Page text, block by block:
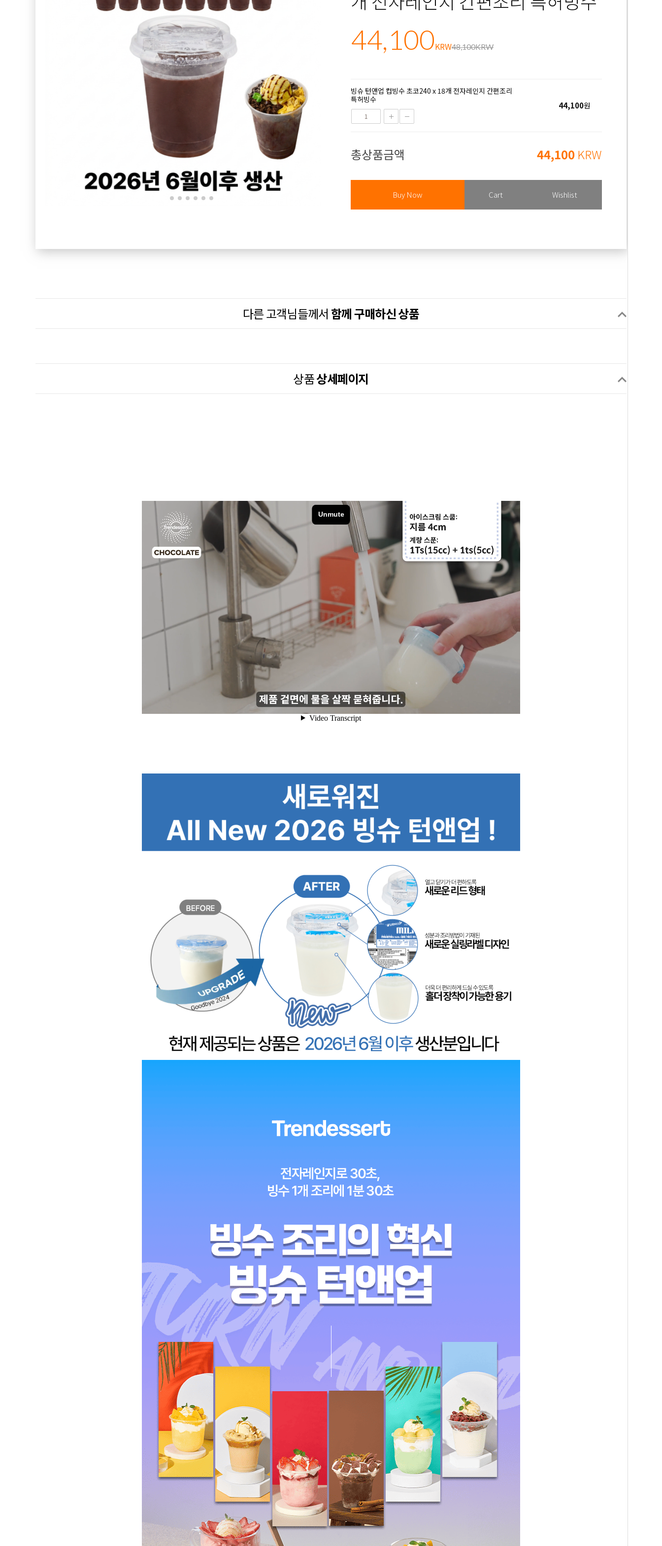
44,100 48,100KRW
빙슈 턴앤업 컵빙수 초코240 x 18개 전자레인지 간편조리
특허빙수
44,100원
총상품금액 44,100 KRW
Buy Now Cart Wishlist
다른 고객님들께서 함께 구매하신 상품
상품상세페이지